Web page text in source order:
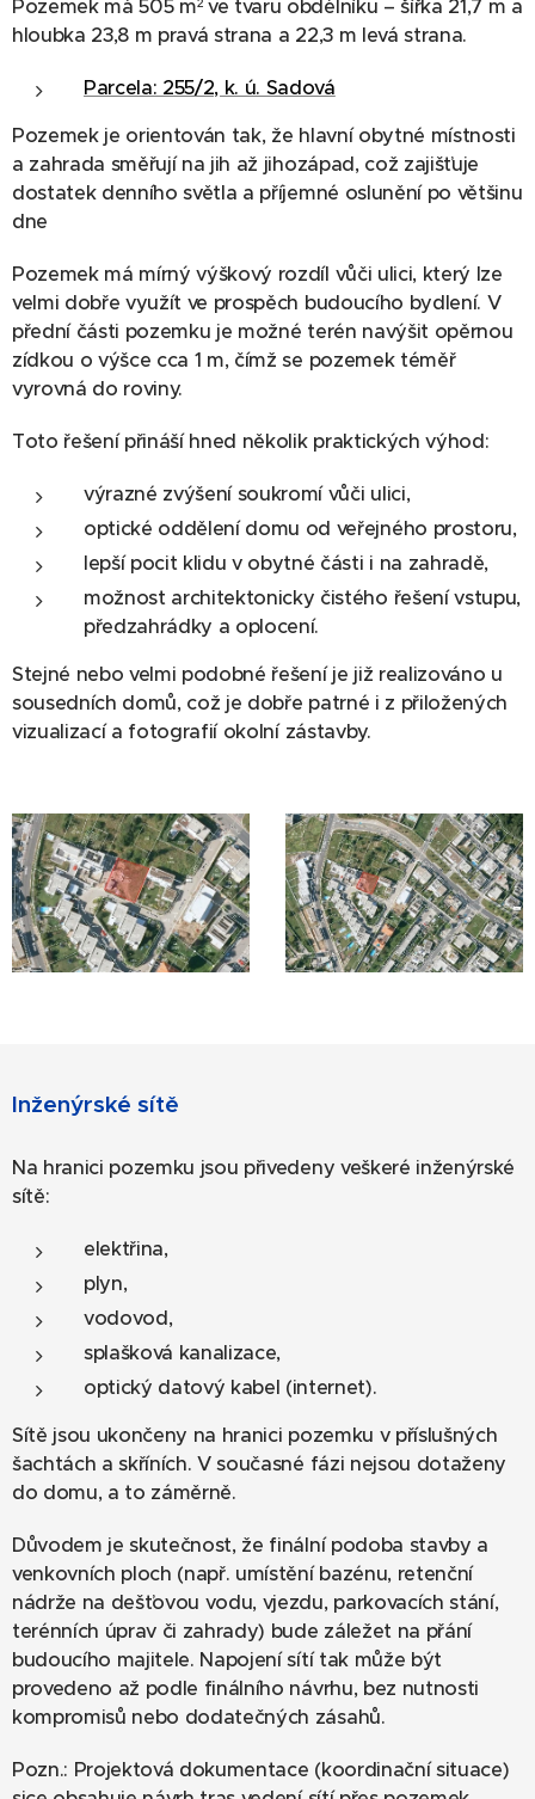
Pozemek má 505 m² ve tvaru obdélníku – šířka 21,7 m a
hloubka 23,8 m pravá strana a 22,3 m levá strana.
Parcela: 255/2, k. ú. Sadová
Pozemek je orientován tak, že hlavní obytné místnosti
a zahrada směřují na jih až jihozápad, což zajišťuje
dostatek denního světla a příjemné oslunění po většinu
dne
Pozemek má mírný výškový rozdíl vůči ulici, který lze
velmi dobře využít ve prospěch budoucího bydlení. V
přední části pozemku je možné terén navýšit opěrnou
zídkou o výšce cca 1 m, čímž se pozemek téměř
vyrovná do roviny.
Toto řešení přináší hned několik praktických výhod:
výrazné zvýšení soukromí vůči ulici,
optické oddělení domu od veřejného prostoru,
lepší pocit klidu v obytné části i na zahradě,
možnost architektonicky čistého řešení vstupu,
předzahrádky a oplocení.
Stejné nebo velmi podobné řešení je již realizováno u
sousedních domů, což je dobře patrné i z přiložených
vizualizací a fotografií okolní zástavby.
Inženýrské sítě
Na hranici pozemku jsou přivedeny veškeré inženýrské
sítě:
elektřina,
plyn,
vodovod,
splašková kanalizace,
optický datový kabel (internet).
Sítě jsou ukončeny na hranici pozemku v příslušných
šachtách a skříních. V současné fázi nejsou dotaženy
do domu, a to záměrně.
Důvodem je skutečnost, že finální podoba stavby a
venkovních ploch (např. umístění bazénu, retenční
nádrže na dešťovou vodu, vjezdu, parkovacích stání,
terénních úprav či zahrady) bude záležet na přání
budoucího majitele. Napojení sítí tak může být
provedeno až podle finálního návrhu, bez nutnosti
kompromisů nebo dodatečných zásahů.
Pozn.: Projektová dokumentace (koordinační situace)